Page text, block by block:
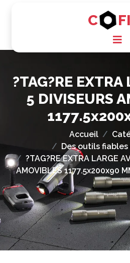
C FI
?TAG?RE EXTRA
5 DIVISEURS
Accueil
Des outils
?TAG?RE EXTRA LARGE
AMOVIBLES 1177.5x200x90